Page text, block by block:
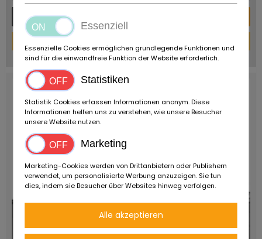
Mehr Details
powered bytarifcheck
Essenziell
Essenzielle Cookies ermöglichen grundlegende Funktionen und
sind für die einwandfreie Funktion der Website erforderlich.
Statistiken
Statistik Cookies erfassen Informationen anonym. Diese
Informationen helfen uns zu verstehen, wie unsere Besucher
unsere Website nutzen.
Marketing
Marketing-Cookies werden von Drittanbietern oder Publishern
verwendet, um personalisierte Werbung anzuzeigen. Sie tun
dies, indem sie Besucher über Websites hinweg verfolgen.
Alle akzeptieren